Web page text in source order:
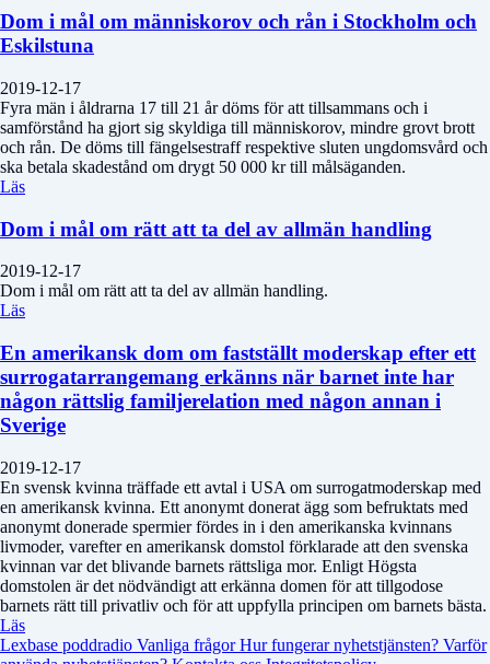
Dom i mål om människorov och rån i Stockholm och
Eskilstuna
2019-12-17
Fyra män i åldrarna 17 till 21 år döms för att tillsammans och i
samförstånd ha gjort sig skyldiga till människorov, mindre grovt brott
och rån. De döms till fängelsestraff respektive sluten ungdomsvård och
ska betala skadestånd om drygt 50 000 kr till målsäganden.
Läs
Dom i mål om rätt att ta del av allmän handling
2019-12-17
Dom i mål om rätt att ta del av allmän handling.
Läs
En amerikansk dom om fastställt moderskap efter ett
surrogatarrangemang erkänns när barnet inte har
någon rättslig familjerelation med någon annan i
Sverige
2019-12-17
En svensk kvinna träffade ett avtal i USA om surrogatmoderskap med
en amerikansk kvinna. Ett anonymt donerat ägg som befruktats med
anonymt donerade spermier fördes in i den amerikanska kvinnans
livmoder, varefter en amerikansk domstol förklarade att den svenska
kvinnan var det blivande barnets rättsliga mor. Enligt Högsta
domstolen är det nödvändigt att erkänna domen för att tillgodose
barnets rätt till privatliv och för att uppfylla principen om barnets bästa.
Läs
Lexbase poddradio Vanliga frågorHur fungerar nyhetstjänsten? Varför